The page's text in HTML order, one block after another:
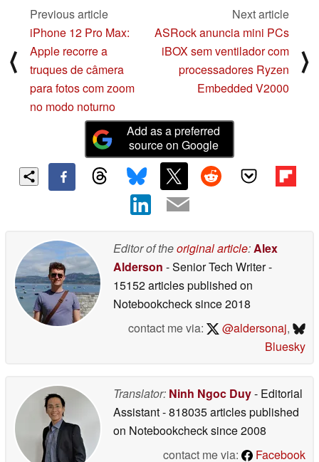
⟨
Previous article
iPhone 12 Pro Max:
Apple recorre a
truques de câmera
para fotos com zoom
no modo noturno
Next article
ASRock anuncia mini PCs
iBOX sem ventilador com
processadores Ryzen
Embedded V2000
⟩
Add as a preferred
source on Google
Editor of theoriginal article: Alex
Alderson - Senior Tech Writer-
15152 articles published on
Notebookchecksince 2018
contact me via:
@aldersonaj,
Bluesky
Translator: Ninh Ngoc Duy- Editorial
Assistant- 818035 articles published
on Notebookchecksince 2008
contact me via:
Facebook